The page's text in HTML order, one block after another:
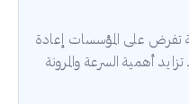
تفرض على المؤسسات إعادة
أهمية السرعة والمرونة